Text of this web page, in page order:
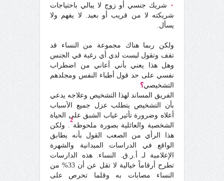
٠
شريك جنسي أو زوج لا يبالي باحتياجات
شريكته لا من قريب أو بعيد. لا يفهم ولا
يسأل.
ولكن ربما هناك مجموعة من النساء قد
تقف وتقول ليست لدي أي رغبة في الجنس
وهل هذا يعني بأني أعاني من اضطراب
نفسي على حد قول أطباء النفس ومجلدهم
التشخيصي؟
الفريق المساند لهذا التشخيص وعلاجه يدعي
بأن التشخيص يتطلب عزل جميع الأسباب
أعلاه وضرورة تأثير غياب الشبق على الحياة
الشخصية والعائلية بصورة ملحوظة
2
. ولكن
هذا الرأي من الصعب القول بأنه يطابق
الواقع في الدراسات الميدانية والشهرة
الإعلامية لـ أ.ر.ق. النساء. هذه الدارسات
تطرح أرقاماً خيالية لا تقل عن أن 33% من
النساء مصابات به وقلما تحرص على